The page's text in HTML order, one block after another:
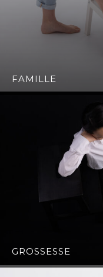
FAMILLE
GROSSESSE